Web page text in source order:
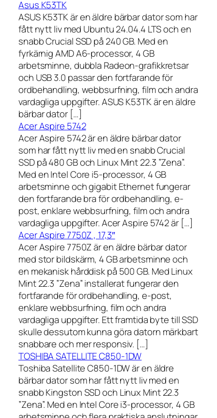
Asus K53TK
ASUS K53TK är en äldre bärbar dator som har
fått nytt liv med Ubuntu 24.04.4 LTS och en
snabb Crucial SSD på 240 GB. Med en
fyrkärnig AMD A6-processor, 4 GB
arbetsminne, dubbla Radeon-grafikkretsar
och USB 3.0 passar den fortfarande för
ordbehandling, webbsurfning, film och andra
vardagliga uppgifter. ASUS K53TK är en äldre
bärbar dator […]
Acer Aspire 5742
Acer Aspire 5742 är en äldre bärbar dator
som har fått nytt liv med en snabb Crucial
SSD på 480 GB och Linux Mint 22.3 ”Zena”.
Med en Intel Core i5-processor, 4 GB
arbetsminne och gigabit Ethernet fungerar
den fortfarande bra för ordbehandling, e-
post, enklare webbsurfning, film och andra
vardagliga uppgifter. Acer Aspire 5742 är […]
Acer Aspire 7750Z , 17,3″
Acer Aspire 7750Z är en äldre bärbar dator
med stor bildskärm, 4 GB arbetsminne och
en mekanisk hårddisk på 500 GB. Med Linux
Mint 22.3 ”Zena” installerat fungerar den
fortfarande för ordbehandling, e-post,
enklare webbsurfning, film och andra
vardagliga uppgifter. Ett framtida byte till SSD
skulle dessutom kunna göra datorn märkbart
snabbare och mer responsiv. […]
TOSHIBA SATELLITE C850-1DW
Toshiba Satellite C850-1DW är en äldre
bärbar dator som har fått nytt liv med en
snabb Kingston SSD och Linux Mint 22.3
”Zena”. Med en Intel Core i3-processor, 4 GB